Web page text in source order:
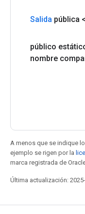
Salida pública
público
nombre
A menos que se indique
ejemplo se rigen por la
marca registrada de
Última actualización: 2025-